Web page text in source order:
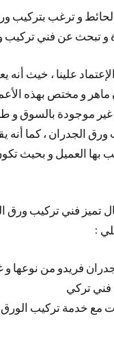
و ترغب بتركيب
و تبحث عن فني تركيب
علينا ، خيث أنه
و مختص بهذه
موجودة بالسوق و
ورق الجدران ، كما أنه
بها العميل و بحيث
تميز فني تركيب ورق
:
فريدو من نوعها و
فني تركي
مع خدمة تركيب الورق